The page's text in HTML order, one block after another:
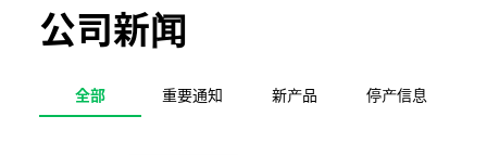
公司新闻
全部 重要通知 新产品 停产信息